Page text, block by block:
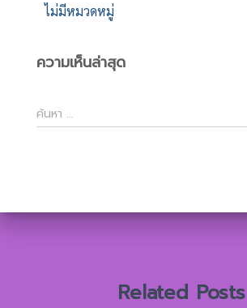
ไม่มีหมวดหมู่
ความเห็นล่าสุด
ค้
น
ห
ค้นหา …
Related Posts